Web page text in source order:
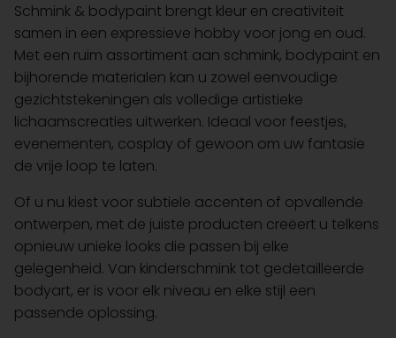
Schmink & bodypaint brengt kleur en creativiteit
samen in een expressieve hobby voor jong en oud.
Met een ruim assortiment aan schmink, bodypaint en
bijhorende materialen kan u zowel eenvoudige
gezichtstekeningen als volledige artistieke
lichaamscreaties uitwerken. Ideaal voor feestjes,
evenementen, cosplay of gewoon om uw fantasie
de vrije loop te laten.
Of u nu kiest voor subtiele accenten of opvallende
ontwerpen, met de juiste producten creëert u telkens
opnieuw unieke looks die passen bij elke
gelegenheid. Van kinderschmink tot gedetailleerde
bodyart, er is voor elk niveau en elke stijl een
passende oplossing.